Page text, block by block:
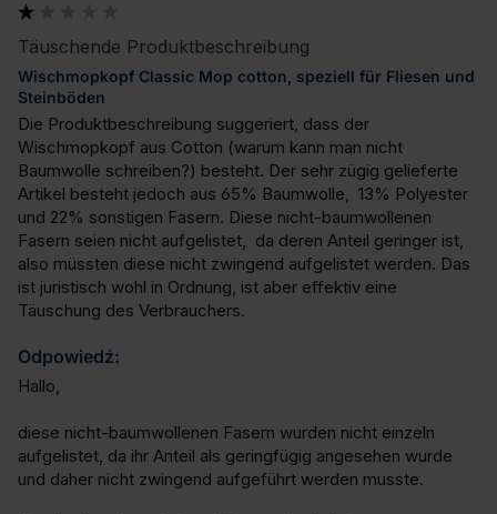
Täuschende Produktbeschreibung
Wischmopkopf Classic Mop cotton, speziell für Fliesen und
Steinböden
Die Produktbeschreibung suggeriert, dass der
Wischmopkopf aus Cotton (warum kann man nicht
Baumwolle schreiben?) besteht. Der sehr zügig gelieferte
Artikel besteht jedoch aus 65% Baumwolle,  13% Polyester
und 22% sonstigen Fasern. Diese nicht-baumwollenen
Fasern seien nicht aufgelistet,  da deren Anteil geringer ist,
also müssten diese nicht zwingend aufgelistet werden. Das
ist juristisch wohl in Ordnung, ist aber effektiv eine
Täuschung des Verbrauchers.
Odpowiedź:
Hallo,
diese nicht-baumwollenen Fasern wurden nicht einzeln
aufgelistet, da ihr Anteil als geringfügig angesehen wurde
und daher nicht zwingend aufgeführt werden musste.